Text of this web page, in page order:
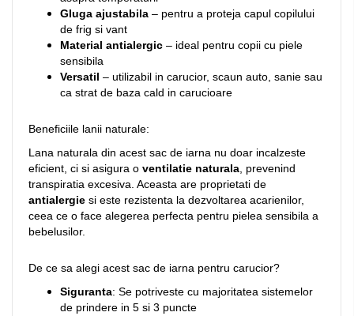
Gluga ajustabila – pentru a proteja capul copilului
de frig si vant
Material antialergic – ideal pentru copii cu piele
sensibila
Versatil – utilizabil in carucior, scaun auto, sanie sau
ca strat de baza cald in carucioare
Beneficiile lanii naturale:
Lana naturala din acest sac de iarna nu doar incalzeste
eficient, ci si asigura o ventilatie naturala , prevenind
transpiratia excesiva. Aceasta are proprietati de
antialergie si este rezistenta la dezvoltarea acarienilor,
ceea ce o face alegerea perfecta pentru pielea sensibila a
bebelusilor.
De ce sa alegi acest sac de iarna pentru carucior?
Siguranta: Se potriveste cu majoritatea sistemelor
de prindere in 5 si 3 puncte